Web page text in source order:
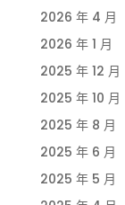
2026 年 4 月
2026 年 1 月
2025 年 12 月
2025 年 10 月
2025 年 8 月
2025 年 6 月
2025 年 5 月